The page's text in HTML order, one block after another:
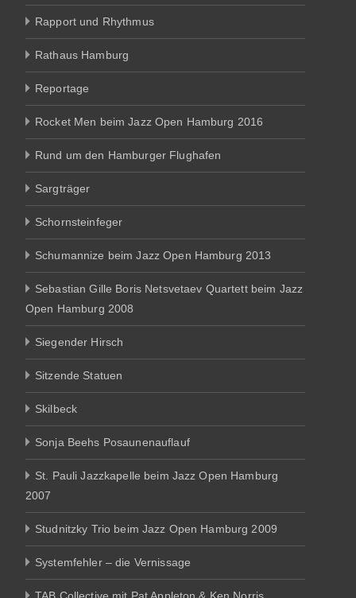
Rapport und Rhythmus
Rathaus Hamburg
Reportage
Rocket Men beim Jazz Open Hamburg 2016
Rund um den Hamburger Flughafen
Sargträger
Schornsteinfeger
Schumannize beim Jazz Open Hamburg 2013
Sebastian Gille Boris Netsvetaev Quartett beim Jazz
Open Hamburg 2008
Siegender Hirsch
Sitzende Statuen
Skilbeck
Sonja Beehs Posaunenauflauf
St. Pauli Jazzkapelle beim Jazz Open Hamburg
2007
Studnitzky Trio beim Jazz Open Hamburg 2009
Systemfehler – die Vernissage